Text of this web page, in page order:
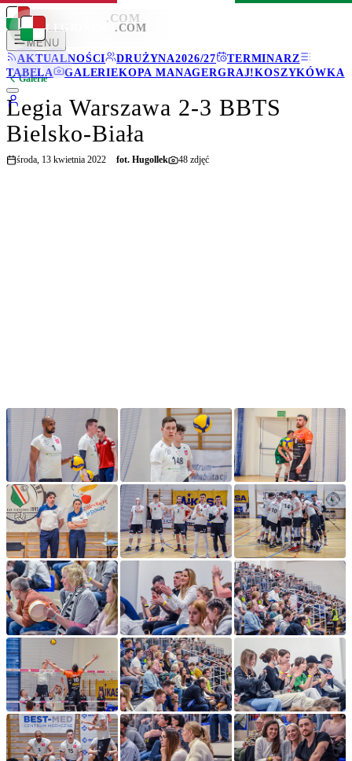
LEGIONISCI .COM
MENU
AKTUALNOŚCI
DRUŻYNA2026/27
TERMINARZ
TABELA
GALERIEKOPA MANAGERGRAJ!KOSZYKÓWKA
LEGIONISCI .COM
Galerie
Legia Warszawa 2-3 BBTS
Bielsko-Biała
środa, 13 kwietnia 2022 fot. Hugollek 48 zdjęć